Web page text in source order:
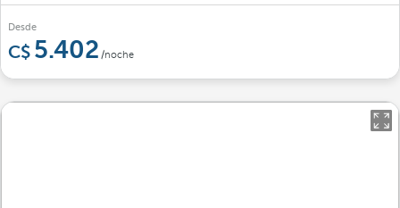
Desde
5.402 /noche